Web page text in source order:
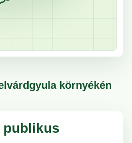
környékén
publikus